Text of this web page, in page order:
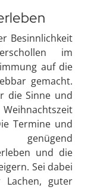
Besinnlichkeit
im
auf die
gemacht.
die Sinne und
Termine und
genügend
und die
Sei dabei
guter